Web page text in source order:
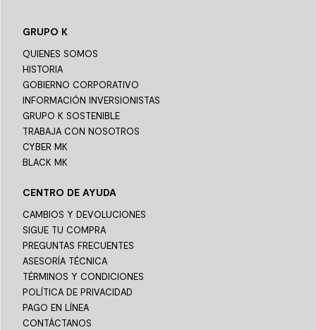
GRUPO K
QUIENES SOMOS
HISTORIA
GOBIERNO CORPORATIVO
INFORMACIÓN INVERSIONISTAS
GRUPO K SOSTENIBLE
TRABAJA CON NOSOTROS
CYBER MK
BLACK MK
CENTRO DE AYUDA
CAMBIOS Y DEVOLUCIONES
SIGUE TU COMPRA
PREGUNTAS FRECUENTES
ASESORÍA TÉCNICA
TÉRMINOS Y CONDICIONES
POLÍTICA DE PRIVACIDAD
PAGO EN LÍNEA
CONTÁCTANOS